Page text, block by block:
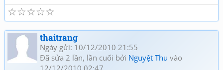
☆
☆
☆
☆
☆
thaitrang
Ngày gửi: 10/12/2010 21:55
Đã sửa 2 lần, lần cuối bởi Nguyệt Thu vào
12/12/2010 02:47